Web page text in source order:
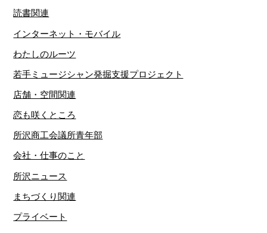
読書関連
インターネット・モバイル
わたしのルーツ
若手ミュージシャン発掘支援プロジェクト
店舗・空間関連
恋も咲くところ
所沢商工会議所青年部
会社・仕事のこと
所沢ニュース
まちづくり関連
プライベート